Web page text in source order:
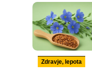
Zdravje, lepota